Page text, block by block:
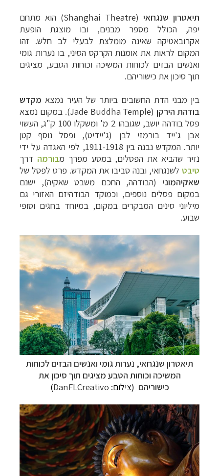
תיאטרון שנגחאי
(Shanghai Theatre) הוא מתחם
יפה, הכולל מספר מבנים, ובו מוצגת הופעת
אקרובאטיקה שאינה מומלצת לבעלי לב חלש. זהו
המקום לראות את אומנות הקרקס הסיני, בו נערות גומי
ואנשים הבזים לכוחות המשיכה וכוחות הטבע, מציגים
תוך סיכון את כישוריהם.
בין מבני הדת החשובים ביותר של העיר נמצא מקדש
בודהת הירקן (Jade Buddha Temple)
. במקום נמצא
פסל בודהה יושב, שגובהו 2 מ' ומשקלו 100 ק"ג, העשוי
אבן ג'ייד בורמזי לבן (ג'יידיט), ופסל נוסף קטן
יותר.
המקדש נבנה בין 1911-1918, לפי האגדה על ידי
נזיר שהביא את הפסלים, במסע מפרך מבורמה דרך
טיבט לשנגחאי, ובנה סביבו את המקדש. פרט לפסל של
שאקיהמוני
(הבודהה, החכם משבט שאקיה), ישנם
במקום פסלים נוספים, וכמוקד הבודהיזם האזורי גם
מיליוני סינים המבקרים במקום, במיוחד בחגים וסופי
שבוע.
תיאטרון שנגחאי, נערות גומי ואנשים הבזים לכוחות
המשיכה וכוחות הטבע מציגים תוך סיכון את
כישוריהם (צילום: DanFLCreativo
)